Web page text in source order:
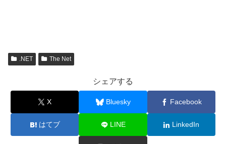
.NET The Net
シェアする
X Bluesky Facebook
はてブ LINE LinkedIn